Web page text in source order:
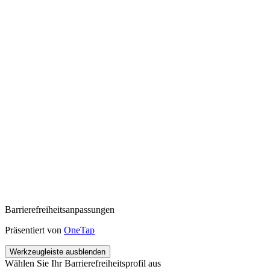
Barrierefreiheitsanpassungen
Präsentiert von OneTap
Werkzeugleiste ausblenden
Wählen Sie Ihr Barrierefreiheitsprofil aus